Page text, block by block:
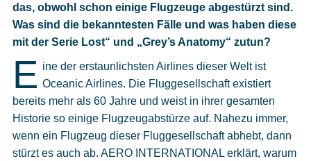
Cookies
Datenschutzeinstellungen
das, obwohl schon einige Flugzeuge abgestürzt sind.
Was sind die bekanntesten Fälle und was haben diese
mit der Serie Lost“ und „Grey’s Anatomy“ zutun?
E ine der erstaunlichsten Airlines dieser Welt ist
Oceanic Airlines. Die Fluggesellschaft existiert
bereits mehr als 60 Jahre und weist in ihrer gesamten
Historie so einige Flugzeugabstürze auf. Nahezu immer,
wenn ein Flugzeug dieser Fluggesellschaft abhebt, dann
stürzt es auch ab. AERO INTERNATIONAL erklärt, warum